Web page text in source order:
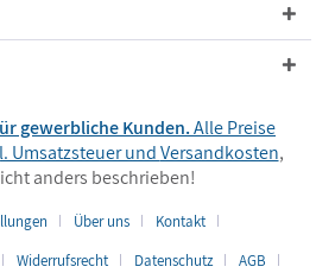
gewerbliche Kunden.Alle Preise
Umsatzsteuer undVersandkosten,
anders beschrieben!
Über uns
Kontakt
Widerrufsrecht Datenschutz
AGB